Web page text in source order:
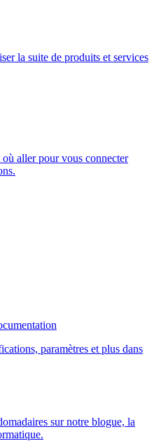
la suite de produits et services
aller pour vous connecter
paramètres et plus dans
sur notre blogue, la